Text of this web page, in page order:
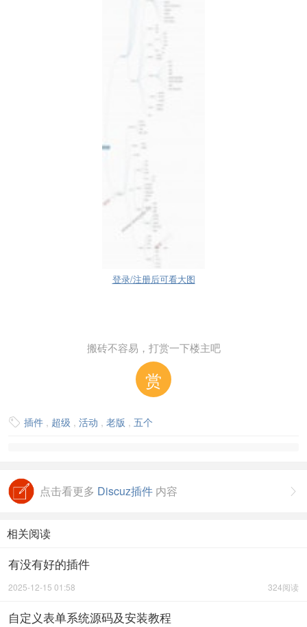
登录/注册后可看大图
搬砖不容易，打赏一下楼主吧
赏
 插件 , 超级 , 活动 , 老版 , 五个

点击看更多 Discuz插件 内容
相关阅读
有没有好的插件
324阅读
2025-12-15 01:58
自定义表单系统源码及安装教程